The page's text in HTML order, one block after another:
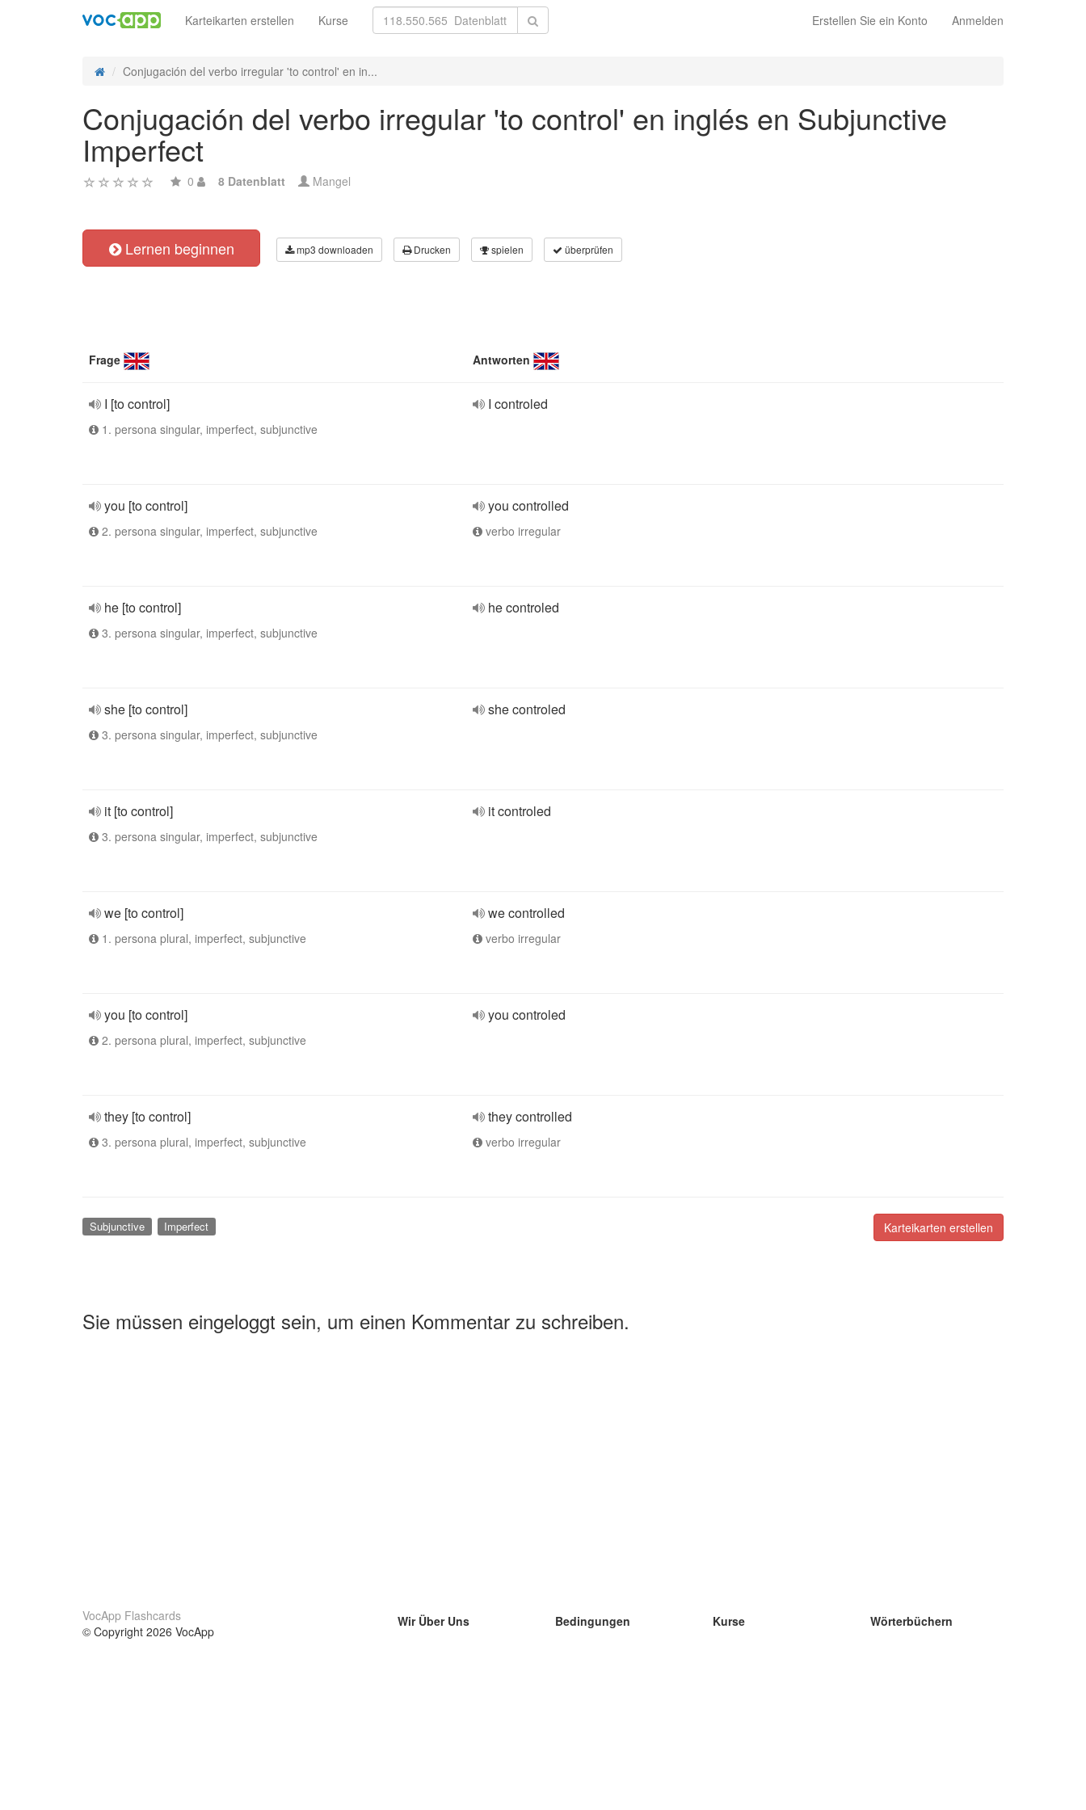
Erstellen Sie ein Konto Anmelden
Karteikarten erstellen Kurse
Conjugación del verbo irregular 'to control' en in...
Conjugación del verbo irregular 'to control' en inglés en Subjunctive
Imperfect
0 8 Datenblatt Mangel
Lernen beginnen mp3 downloaden Drucken spielen überprüfen
Frage Antworten
I [to control]
1. persona singular, imperfect, subjunctive
I controled
you [to control]
2. persona singular, imperfect, subjunctive
you controlled
verbo irregular
he [to control]
3. persona singular, imperfect, subjunctive
he controled
she [to control]
3. persona singular, imperfect, subjunctive
she controled
it [to control]
3. persona singular, imperfect, subjunctive
it controled
we [to control]
1. persona plural, imperfect, subjunctive
we controlled
verbo irregular
you [to control]
2. persona plural, imperfect, subjunctive
you controled
they [to control]
3. persona plural, imperfect, subjunctive
they controlled
verbo irregular
Karteikarten erstellen
Subjunctive Imperfect
Sie müssen eingeloggt sein, um einen Kommentar zu schreiben.
VocApp Flashcards
© Copyright 2026 VocApp
Wir Über Uns
Bedingungen
Kurse
Wörterbüchern